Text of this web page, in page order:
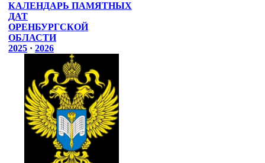
КАЛЕНДАРЬ ПАМЯТНЫХ
ДАТ
ОРЕНБУРГСКОЙ
ОБЛАСТИ
2025 · 2026